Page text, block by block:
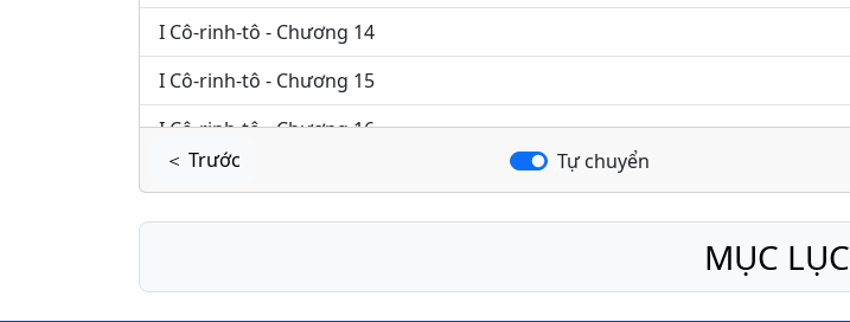
I Cô-rinh-tô - Chương 14
I Cô-rinh-tô - Chương 15
I Cô-rinh-tô - Chương 16
＜ Trước
Tự chuyển
MỤC LỤC